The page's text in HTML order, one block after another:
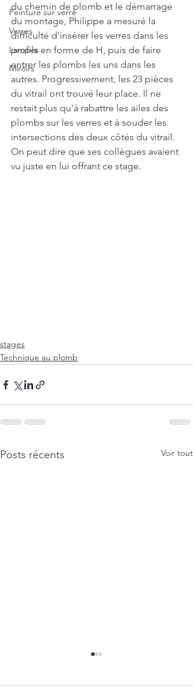
Peinture sur verre
Verres
Lampes
Miroirs
du chemin de plomb et le démarrage
du montage, Philippe a mesuré la
difficulté d'insérer les verres dans les
profils en forme de H, puis de faire
entrer les plombs les uns dans les
autres. Progressivement, les 23 pièces
du vitrail ont trouvé leur place. Il ne
restait plus qu'à rabattre les ailes des
plombs sur les verres et à souder les
intersections des deux côtés du vitrail.
On peut dire que ses collègues avaient
vu juste en lui offrant ce stage.
stages
Technique au plomb
Posts récents Voir tout